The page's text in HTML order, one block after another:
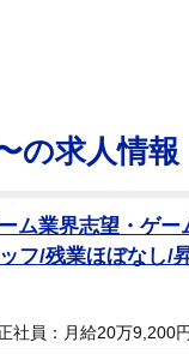
語クイズです。□に
の求人情報
ーム業界志望・ゲ
フ/残業ほぼなし/
社員：月給20万9,200